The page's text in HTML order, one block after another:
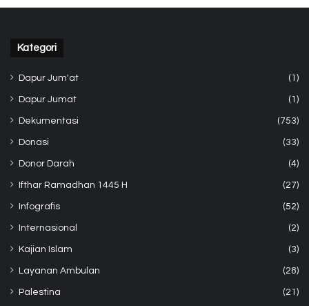
Kategori
Dapur Jum'at (1)
Dapur Jumat (1)
Dekumentasi (753)
Donasi (33)
Donor Darah (4)
Ifthar Ramadhan 1445 H (27)
Infografis (52)
Internasional (2)
Kajian Islam (3)
Layanan Ambulan (28)
Palestina (21)